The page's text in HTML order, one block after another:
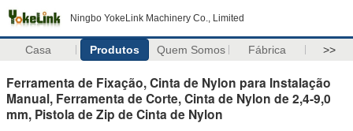
Ningbo YokeLink Machinery Co., Limited
Casa Produtos Quem Somos Fábrica >>
Ferramenta de Fixação, Cinta de Nylon para Instalação
Manual, Ferramenta de Corte, Cinta de Nylon de 2,4-9,0
mm, Pistola de Zip de Cinta de Nylon